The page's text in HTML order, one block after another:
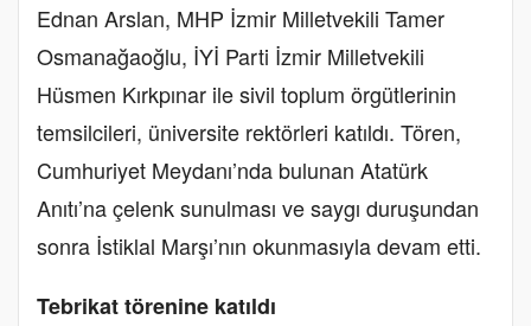
Ednan Arslan, MHP İzmir Milletvekili Tamer
Osmanağaoğlu, İYİ Parti İzmir Milletvekili
Hüsmen Kırkpınar ile sivil toplum örgütlerinin
temsilcileri, üniversite rektörleri katıldı. Tören,
Cumhuriyet Meydanı’nda bulunan Atatürk
Anıtı’na çelenk sunulması ve saygı duruşundan
sonra İstiklal Marşı’nın okunmasıyla devam etti.
Tebrikat törenine katıldı